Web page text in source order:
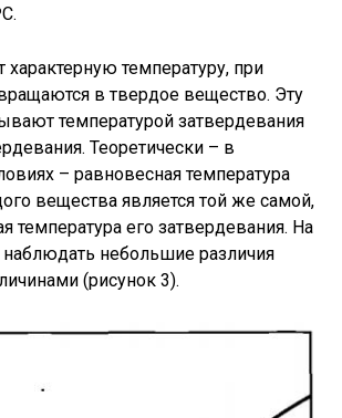
температуру, при
в твердое вещество. Эту
температурой затвердевания
Теоретически – в
– равновесная температура
вещества является той же самой,
температура его затвердевания. На
небольшие различия
(рисунок 3).